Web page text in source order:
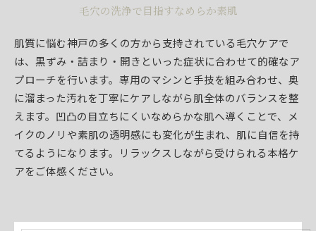
毛穴の洗浄で目指すなめらか素肌
肌質に悩む神戸の多くの方から支持されている毛穴ケアで
は、黒ずみ・詰まり・開きといった症状に合わせて的確なア
プローチを行います。専用のマシンと手技を組み合わせ、奥
に溜まった汚れを丁寧にケアしながら肌全体のバランスを整
えます。凹凸の目立ちにくいなめらかな肌へ導くことで、メ
イクのノリや素肌の透明感にも変化が生まれ、肌に自信を持
てるようになります。リラックスしながら受けられる本格ケ
アをご体感ください。